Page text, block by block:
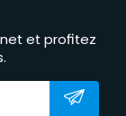
et profitez